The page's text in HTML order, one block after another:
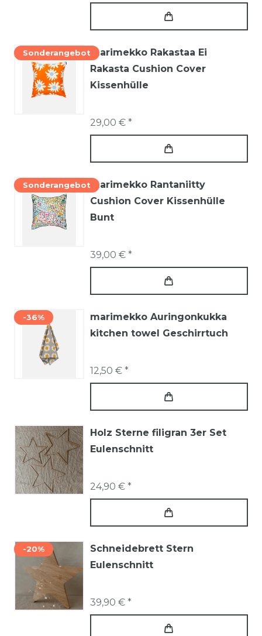
Sonderangebotmarimekko Rakastaa Ei
Rakasta Cushion Cover
Kissenhülle
29,00 € *
Sonderangebotmarimekko Rantaniitty
Cushion Cover Kissenhülle
Bunt
39,00 € *
-36%
marimekko Auringonkukka
kitchen towel Geschirrtuch
12,50 € *
Holz Sterne filigran 3er Set
Eulenschnitt
24,90 € *
-20%
Schneidebrett Stern
Eulenschnitt
39,90 € *